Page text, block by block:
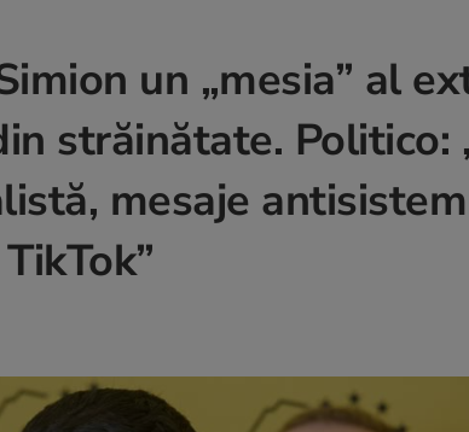
un „mesia” al
străinătate. Politico:
mesaje